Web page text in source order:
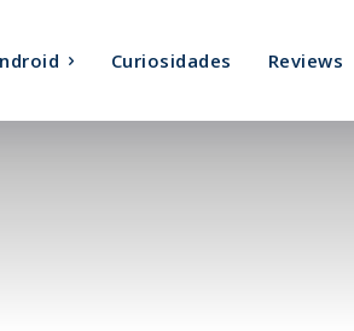
Curiosidades Reviews